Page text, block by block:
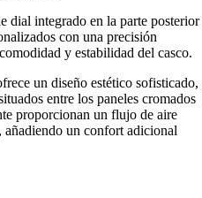
dial integrado en la parte posterior
con una precisión
y estabilidad del casco.
un diseño estético sofisticado,
entre los paneles cromados
proporcionan un flujo de aire
un confort adicional